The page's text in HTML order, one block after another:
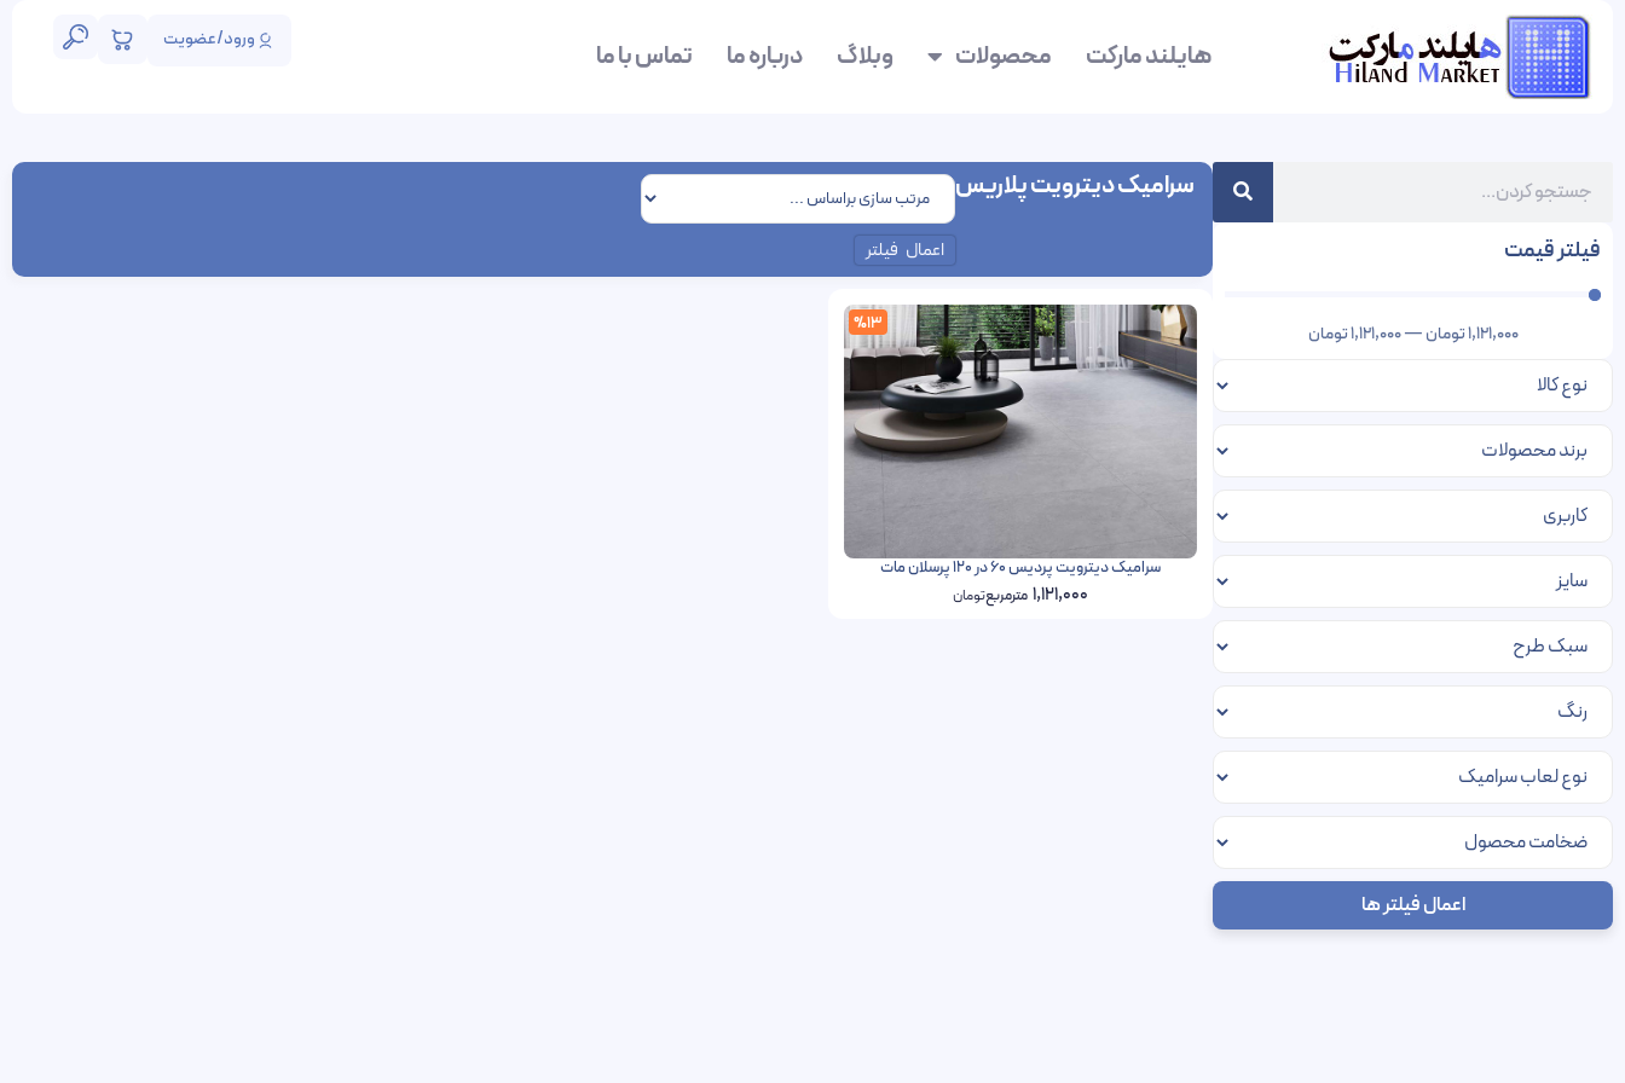
هایلند مارکت محصولات وبلاگ درباره ما تماس با ما ورود/عضویت
فیلتر قیمت
1,121,000تومان—
1,121,000تومان
اعمال فیلتر ها
سرامیک دیترویت پلاریس
اعمال فیلتر
%13
سرامیک دیترویت پردیس 60 در 120 پرسلان مات
1,121,000 مترمربعتومان